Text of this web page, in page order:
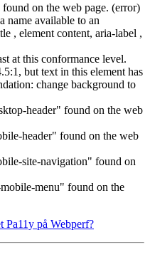
on the web page. (error)
name available to an
, element content, aria-label ,
at this conformance level.
but text in this element has
change background to
header" found on the web
header" found on the web
site-navigation" found on
menu" found on the
Pa11y på Webperf?